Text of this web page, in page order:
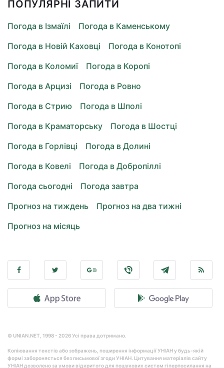
ПОПУЛЯРНІ ЗАПИТИ
Погода в Ізмаїлі
Погода в Каменському
Погода в Новій Каховці
Погода в Конотопі
Погода в Коломиї
Погода в Коропі
Погода в Арцизі
Погода в Ровно
Погода в Стрию
Погода в Шполі
Погода в Краматорську
Погода в Шостці
Погода в Горлівці
Погода в Долині
Погода в Ковелі
Погода в Добропіллі
Погода сьогодні
Погода завтра
Прогноз на тиждень
Прогноз на два тижні
Прогноз на місяць
© UNIAN.NET, 1998 - 2026 Усі права дотримано.
Копіювання текстів або зображень, поширення інформації УНІАН у будь-якій
формі забороняється без письмової згоди УНІАН. Цитування матеріалів сайту
УНІАН дозволено за умови відкритого для пошукових систем гіперпосилання на